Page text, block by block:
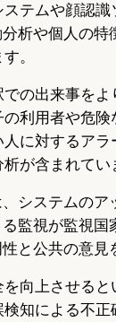
テムや顔認
析や個人の
。
の出来事を
利用者や危
に対するア
が含まれてい
システムの
監視が監視国
と公共の意見
向上させる
知による不